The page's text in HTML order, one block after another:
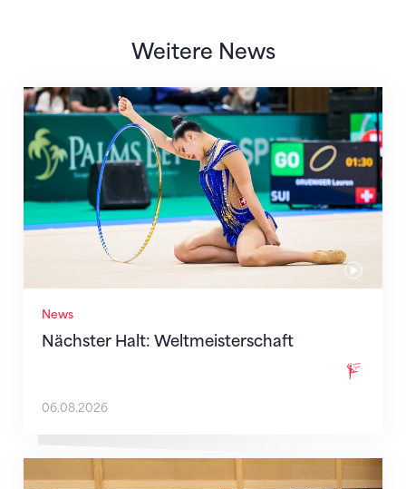
Weitere News
News
Nächster Halt: Weltmeisterschaft
Nächster Halt: Weltmeisterschaft
06.08.2026
Mit klaren Zielen nach Zagreb